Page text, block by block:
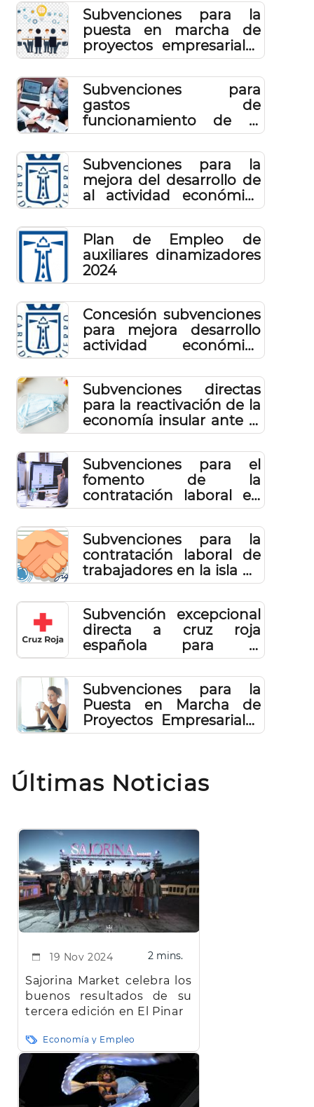
en la isla de El Hierro
2023
Subvenciones para la
puesta en marcha de
proyectos empresariales
en la Isla de El Hierro
2022
Subvenciones para
gastos de
funcionamiento de la
actividad empresarial
2022
Subvenciones para la
mejora del desarrollo de
al actividad económica
de las pequeñas
empresas de la isla de El
Hierro - III
Plan de Empleo de
auxiliares dinamizadores
2024
Concesión subvenciones
para mejora desarrollo
actividad económica
empresas 2021 - II
Subvenciones directas
para la reactivación de la
economía insular ante el
impacto ocasionado por
el Covid-19
Subvenciones para el
fomento de la
contratación laboral en
la isla de El Hierro 2020
Subvenciones para la
contratación laboral de
trabajadores en la isla de
El Hierro 2021
Subvención excepcional
directa a cruz roja
española para el
proyecto "fomento de la
inserción laboral en la
isla de El Hierro"
Subvenciones para la
Puesta en Marcha de
Proyectos Empresariales
en La Isla de El Hierro
Últimas Noticias
19 Nov 2024 2 mins.
Sajorina Market celebra los
buenos resultados de su
tercera edición en El Pinar
Economía y Empleo